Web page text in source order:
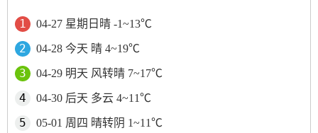
04-27 星期日晴 -1~13℃
04-28 今天 晴 4~19℃
04-29 明天 风转晴 7~17℃
04-30 后天 多云 4~11℃
05-01 周四 晴转阴 1~11℃